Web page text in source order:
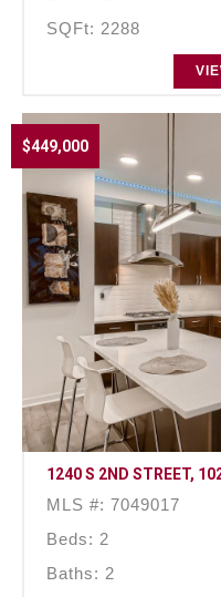
SQFt: 2288
$449,000
1240 S 2ND STREET,
MLS #: 7049017
Beds: 2
Baths: 2